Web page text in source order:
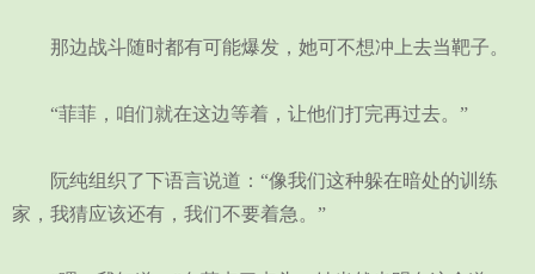
那边战斗随时都有可能爆发，她可不想冲上去当靶子。
“菲菲，咱们就在这边等着，让他们打完再过去。”
阮纯组织了下语言说道：“像我们这种躲在暗处的训练
家，我猜应该还有，我们不要着急。”